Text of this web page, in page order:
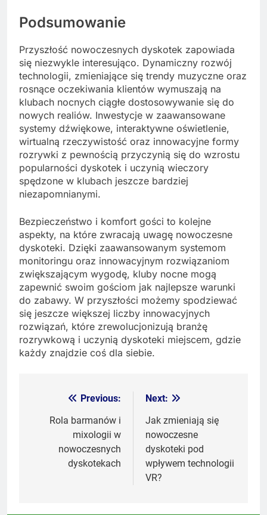
Podsumowanie
Przyszłość nowoczesnych dyskotek zapowiada
się niezwykle interesująco. Dynamiczny rozwój
technologii, zmieniające się trendy muzyczne oraz
rosnące oczekiwania klientów wymuszają na
klubach nocnych ciągłe dostosowywanie się do
nowych realiów. Inwestycje w zaawansowane
systemy dźwiękowe, interaktywne oświetlenie,
wirtualną rzeczywistość oraz innowacyjne formy
rozrywki z pewnością przyczynią się do wzrostu
popularności dyskotek i uczynią wieczory
spędzone w klubach jeszcze bardziej
niezapomnianymi.
Bezpieczeństwo i komfort gości to kolejne
aspekty, na które zwracają uwagę nowoczesne
dyskoteki. Dzięki zaawansowanym systemom
monitoringu oraz innowacyjnym rozwiązaniom
zwiększającym wygodę, kluby nocne mogą
zapewnić swoim gościom jak najlepsze warunki
do zabawy. W przyszłości możemy spodziewać
się jeszcze większej liczby innowacyjnych
rozwiązań, które zrewolucjonizują branżę
rozrywkową i uczynią dyskoteki miejscem, gdzie
każdy znajdzie coś dla siebie.
Nawigacja
wpisu
Previous:
Rola barmanów i
mixologii w
nowoczesnych
dyskotekach
Next:
Jak zmieniają się
nowoczesne
dyskoteki pod
wpływem technologii
VR?